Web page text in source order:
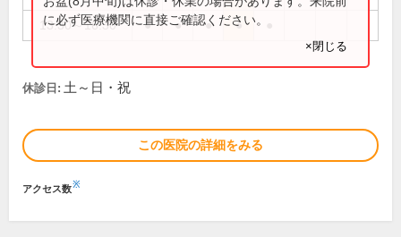
13:30～16:30 ● ● ● ●
に必ず医療機関に直接ご確認ください。
×閉じる
休診日: 土～日・祝
この医院の詳細をみる
アクセス数※